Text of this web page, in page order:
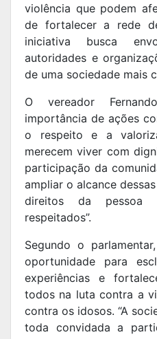
violência que podem
de fortalecer a rede
iniciativa busca
autoridades e
de uma sociedade mais
O vereador
importância de ações
o respeito e a
merecem viver com
participação da
ampliar o alcance
direitos da pessoa
respeitados”.
Segundo o
oportunidade para
experiências e
todos na luta contra a
contra os idosos. “A
toda convidada a